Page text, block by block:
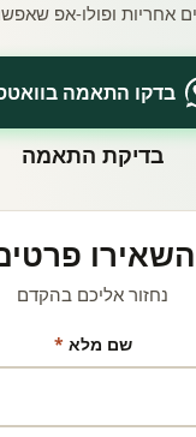
אחריות ופולו-אפ
בדקו התאמה
בדיקת התאמה
השאירו
נחזור אליכם בהקדם
שם מלא *